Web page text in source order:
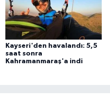
Kayseri'den havalandı: 5,5
saat sonra
Kahramanmaraş'a indi